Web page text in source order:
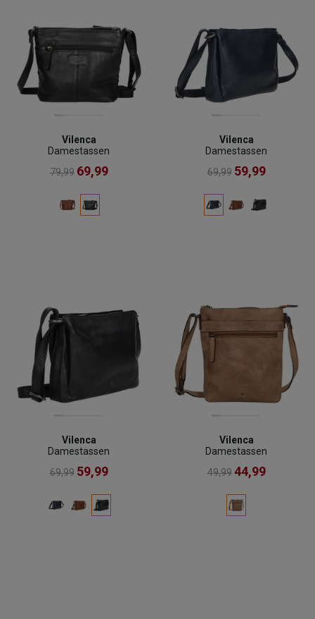
Vilenca
Damestassen
79,99 69,99
Vilenca
Damestassen
69,99 59,99
Vilenca
Damestassen
69,99 59,99
Vilenca
Damestassen
49,99 44,99